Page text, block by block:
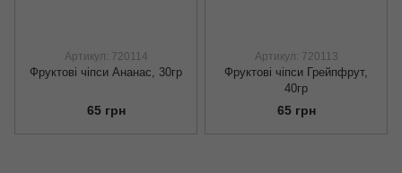
Артикул: 720114
Фруктові чіпси Ананас, 30гр
65 грн
Артикул: 720113
Фруктові чіпси Грейпфрут,
40гр
65 грн